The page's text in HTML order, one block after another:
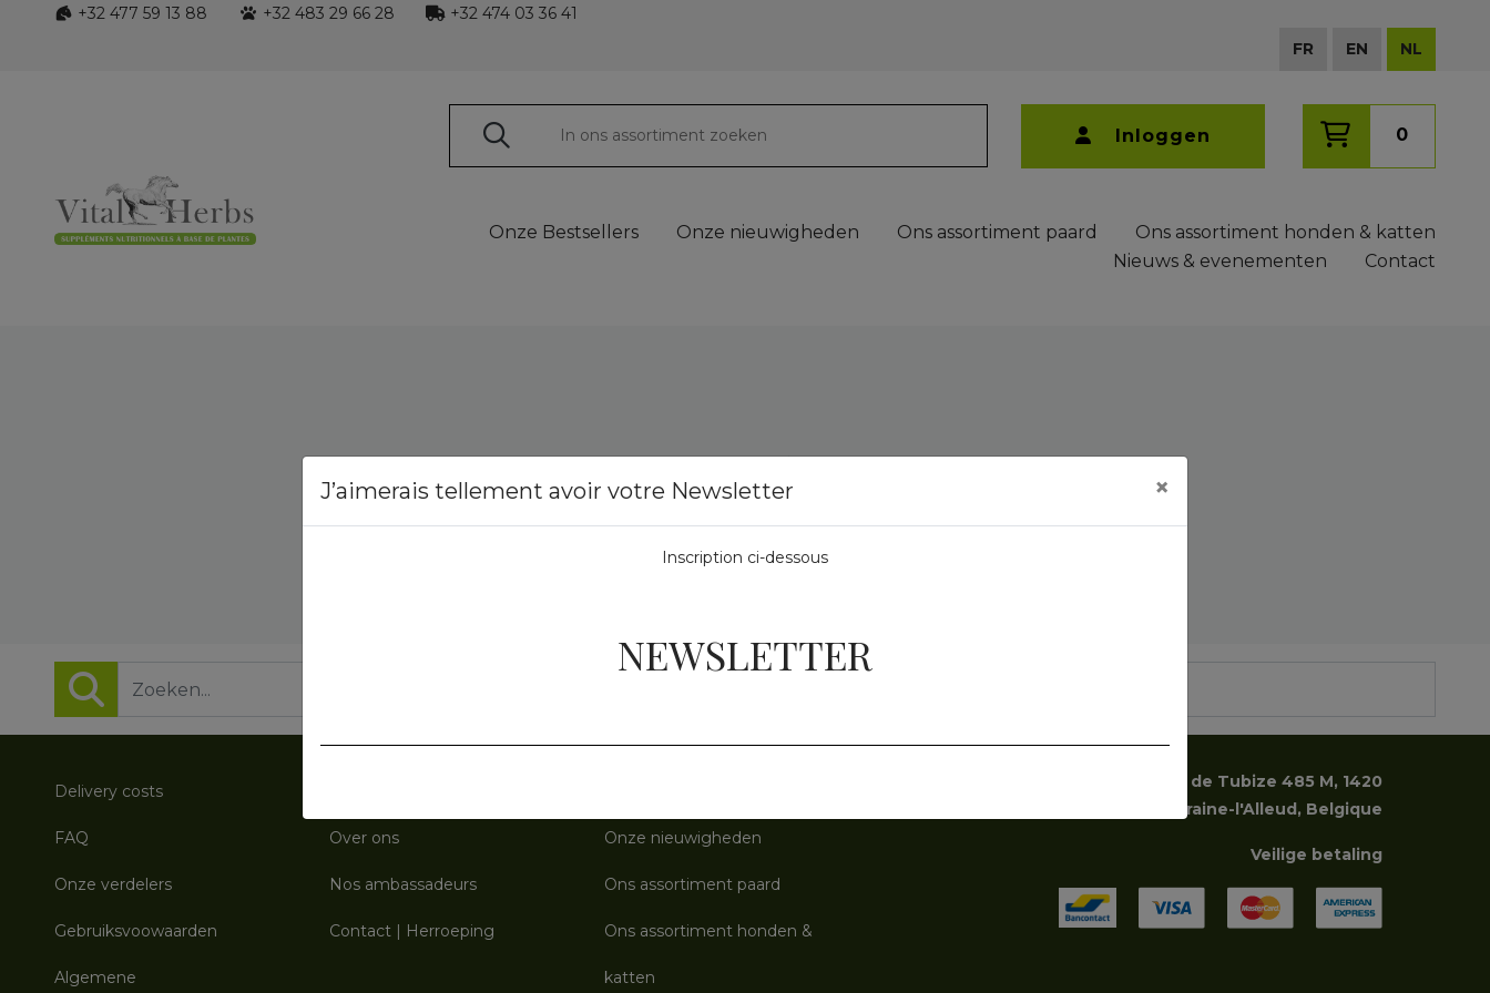
+32 477 59 13 88 +32 483 29 66 28
+32 474 03 36 41
FR
EN NL
Inloggen 0
Onze Bestsellers Onze nieuwigheden Ons assortiment paard
Ons assortiment honden & katten
Nieuws & evenementen
Contact
FAQ
J’aimerais tellement avoir votre Newsletter ×
Inscription ci-dessous
NEWSLETTER
Delivery costs
FAQ
Onze verdelers
Gebruiksvoowaarden
Algemene
Over ons
Nos ambassadeurs
Contact| Herroeping
Onze nieuwigheden
Ons assortiment paard
Ons assortiment honden &
katten
Vital'Herbs, Zoma srl, Chaussée de Tubize 485 M, 1420
Braine-l'Alleud, Belgique
Veilige betaling